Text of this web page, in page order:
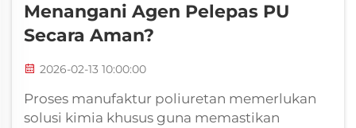
Menangani Agen Pelepas PU
Secara Aman?
2026-02-13 10:00:00
Proses manufaktur poliuretan memerlukan
solusi kimia khusus guna memastikan